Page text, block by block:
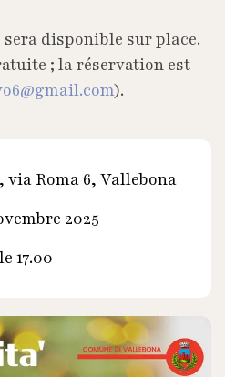
disponible sur place.
; la réservation est
).
Roma 6, Vallebona
2025
17.00